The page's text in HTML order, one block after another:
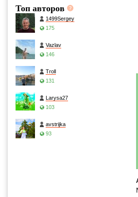
Топ авторов
1499Sergey
175
Vazlav
146
Troll
131
Larysa27
103
avstrijka
93